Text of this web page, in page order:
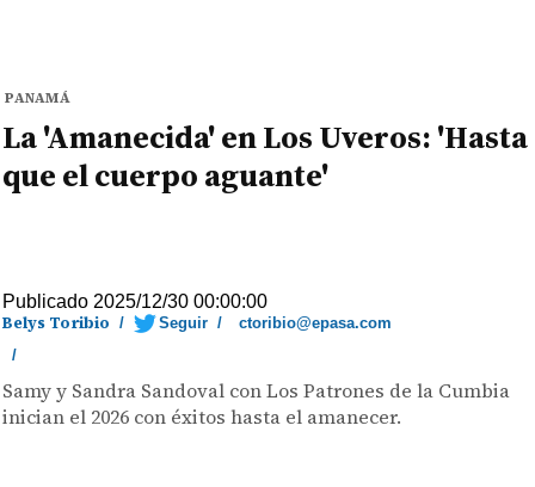
PANAMÁ
La 'Amanecida' en Los Uveros: 'Hasta
que el cuerpo aguante'
Publicado 2025/12/30 00:00:00
Belys Toribio / Seguir /
ctoribio@epasa.com
/
Samy y Sandra Sandoval con Los Patrones de la Cumbia
inician el 2026 con éxitos hasta el amanecer.